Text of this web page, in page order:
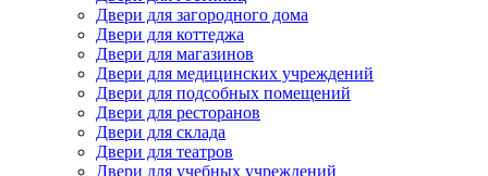
Двери для загородного дома
Двери для коттеджа
Двери для магазинов
Двери для медицинских учреждений
Двери для подсобных помещений
Двери для ресторанов
Двери для склада
Двери для театров
Двери для учебных учреждений